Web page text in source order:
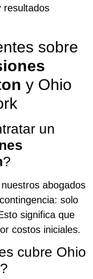
resultados
sobre
y Ohio
un
?
abogados
solo
significa que
costos iniciales.
cubre Ohio